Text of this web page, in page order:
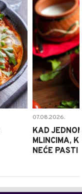
07.08.2026.
KAD
MLINCIMA,
NEĆE PASTI